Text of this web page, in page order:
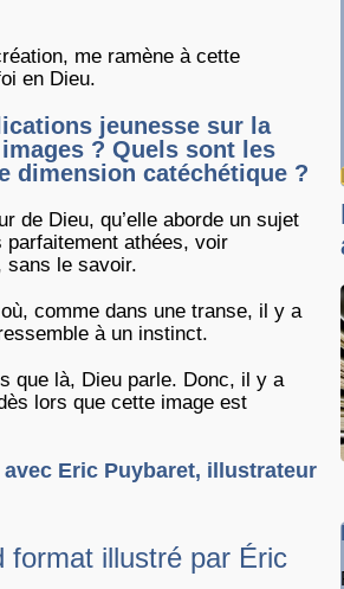
me ramène à cette
en Dieu.
jeunesse sur la
? Quels sont les
dimension catéchétique ?
de Dieu, qu’elle aborde un sujet
parfaitement athées, voir
le savoir.
comme dans une transe, il y a
à un instinct.
que là, Dieu parle. Donc, il y a
lors que cette image est
Eric Puybaret, illustrateur
format illustré par Éric